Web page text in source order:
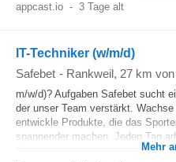
appcast.io - 3 Tage alt
IT-Techniker (w/m/d)
Safebet - Rankweil, 27 km
m/w/d)? Aufgaben Safebet sucht
der unser Team verstärkt.
entwickle Produkte, die das
spannender machen. Jeden Tag
Mehr